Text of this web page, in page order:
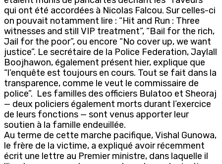
qui ont été accordées à Nicolas Falcou. Sur celles-ci
on pouvait notamment lire : “Hit and Run : Three
witnesses and still VIP treatment”, “Bail for the rich,
Jail for the poor”, ou encore “No cover up, we want
justice”. Le secrétaire de la Police Federation, Jaylall
Boojhawon, également présent hier, explique que
“l’enquête est toujours en cours. Tout se fait dans la
transparence, comme le veut le commissaire de
police”. Les familles des officiers Bulatoo et Sheoraj
— deux policiers également morts durant l’exercice
de leurs fonctions — sont venus apporter leur
soutien à la famille endeuillée.
Au terme de cette marche pacifique, Vishal Gunowa,
le frère de la victime, a expliqué avoir récemment
écrit une lettre au Premier ministre, dans laquelle il